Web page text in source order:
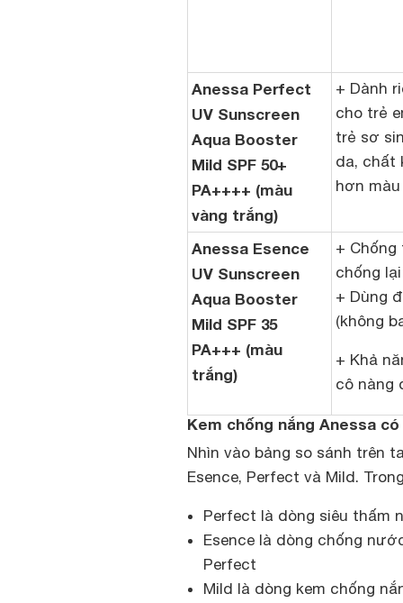
Anessa Perfect
UV Sunscreen
Aqua Booster
Mild SPF 50+
PA++++ (màu
vàng trắng)
+ Dành
cho trẻ
trẻ sơ
da, chất
hơn
Anessa Esence
UV Sunscreen
Aqua Booster
Mild SPF 35
PA+++ (màu
trắng)
+ Chống
chống
+ Dùng
(không
+ Khả
cô nàng
Kem chống nắng Anessa
Nhìn vào bảng so sánh trên
Esence, Perfect và Mild.
Perfect là dòng siêu thấm
Esence là dòng chống
Perfect
Mild là dòng kem chống